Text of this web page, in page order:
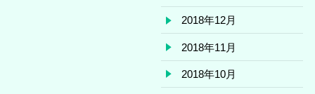
2018年12月
2018年11月
2018年10月